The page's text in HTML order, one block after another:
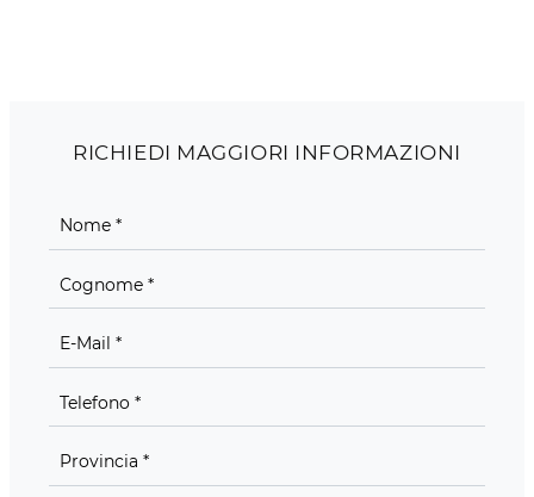
RICHIEDI MAGGIORI INFORMAZIONI